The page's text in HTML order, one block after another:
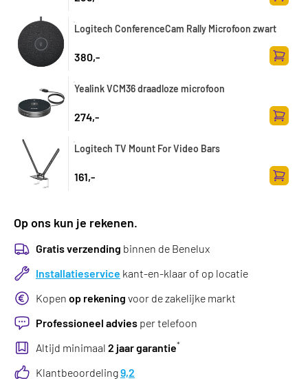
Zum
Logitech ConferenceCam Rally Microfoon zwart
380,-
Zum
Yealink VCM36 draadloze microfoon
274,-
Zum
Logitech TV Mount For Video Bars
161,-
Zum
Op ons kun je rekenen.
Gratis verzending binnen de Benelux
Installatieservice kant-en-klaar of op locatie
Kopen op rekening voor de zakelijke markt
Professioneel advies per telefoon
Altijd minimaal 2 jaar garantie*
Klantbeoordeling9,2